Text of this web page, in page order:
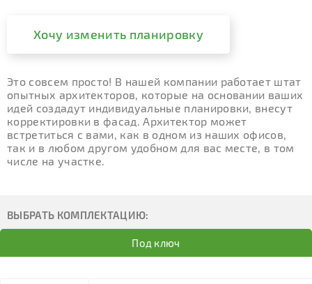
Хочу изменить планировку
Это совсем просто! В нашей компании работает штат
опытных архитекторов, которые на основании ваших
идей создадут индивидуальные планировки, внесут
корректировки в фасад. Архитектор может
встретиться с вами, как в одном из наших офисов,
так и в любом другом удобном для вас месте, в том
числе на участке.
ВЫБРАТЬ КОМПЛЕКТАЦИЮ:
Под ключ